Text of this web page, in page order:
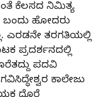
ಕೆಲಸದ ನಿಮಿತ್ಯ
ಬಂದು ಹೋದರು
ಎರಡನೇ ತರಗತಿಯಲ್ಲಿ
ಪ್ರದರ್ಶನದಲ್ಲಿ
ಪದವಿ
ಕಾಲೇಜು